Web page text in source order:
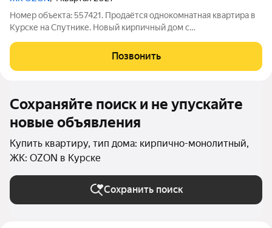
Номер объекта: 557421. Продаётся однокомнатная квартира в
Курске на Спутнике. Новый кирпичный дом с
недвижимость под реализацию. Квартира с черновой
отделкой, поквартирное отопление, окна и трубы
Позвонить
Сохраняйте поиск и не упускайте
новые объявления
Купить квартиру, тип дома: кирпично-монолитный,
ЖК: OZON в Курске
Сохранить поиск